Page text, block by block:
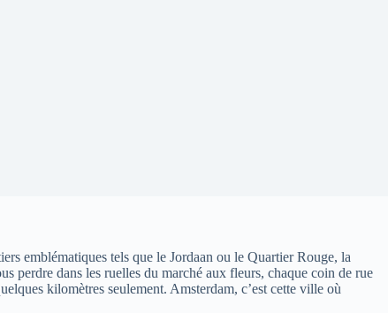
emblématiques tels que le Jordaan ou le Quartier Rouge, la
perdre dans les ruelles du marché aux fleurs, chaque coin de rue
kilomètres seulement. Amsterdam, c’est cette ville où